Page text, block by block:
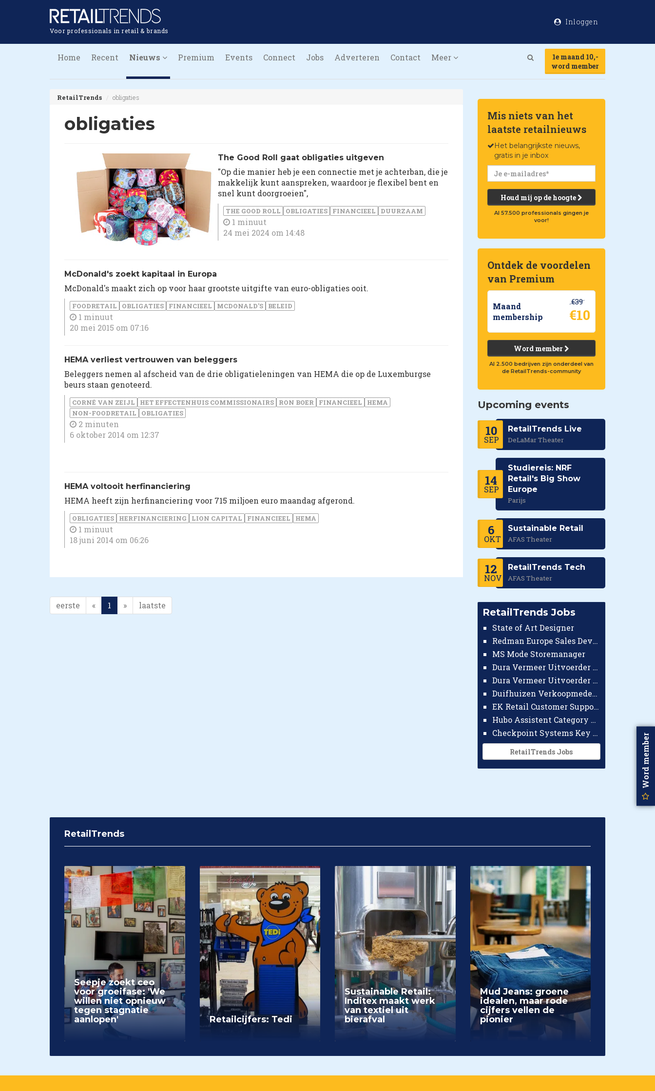
Voor professionals in retail & brands
Inloggen
Home Recent Nieuws Premium Events Connect Jobs Adverteren Contact Meer
1e maand 10,-
word member
RetailTrends obligaties
obligaties
The Good Roll gaat obligaties uitgeven
"Op die manier heb je een connectie met je achterban, die je
makkelijk kunt aanspreken, waardoor je flexibel bent en
snel kunt doorgroeien",
THE GOOD ROLL OBLIGATIES FINANCIEEL DUURZAAM
1 minuut
24 mei 2024 om 14:48
​McDonald's zoekt kapitaal in Europa
McDonald's maakt zich op voor haar grootste uitgifte van euro-obligaties ooit.
FOODRETAIL OBLIGATIES FINANCIEEL MCDONALD'S BELEID
1 minuut
20 mei 2015 om 07:16
HEMA verliest vertrouwen van beleggers
Beleggers nemen al afscheid van de drie obligatieleningen van HEMA die op de Luxemburgse
beurs staan genoteerd.
CORNÉ VAN ZEIJL HET EFFECTENHUIS COMMISSIONAIRS RON BOER FINANCIEEL
HEMA
NON-FOODRETAIL
OBLIGATIES
2 minuten
6 oktober 2014 om 12:37
HEMA voltooit herfinanciering
HEMA heeft zijn herfinanciering voor 715 miljoen euro maandag afgerond.
OBLIGATIES HERFINANCIERING LION CAPITAL FINANCIEEL HEMA
1 minuut
18 juni 2014 om 06:26
eerste « 1 » laatste
Mis niets van het
laatste retailnieuws
Het belangrijkste nieuws,
gratis in je inbox
Houd mij op de hoogte
Al 57.500 professionals gingen je
voor!
Ontdek de voordelen
van Premium
Maand
membership
€39
€10
Word member
Al 2.500 bedrijven zijn onderdeel van
de RetailTrends-community
Upcoming events
10
SEP
RetailTrends Live
DeLaMar Theater
14
SEP
Studiereis: NRF
Retail's Big Show
Europe
Parijs
6
OKT
Sustainable Retail
AFAS Theater
12
NOV
RetailTrends Tech
AFAS Theater
RetailTrends Jobs
State of Art Designer
Redman Europe Sales Developer (Europe)
MS Mode Storemanager
Dura Vermeer Uitvoerder GWW Amsterdam
Dura Vermeer Uitvoerder Civiel Nijmegen
Duifhuizen Verkoopmedewerker Ridderkerk
EK Retail Customer Support Omnichannel
Hubo Assistent Category Manager
Checkpoint Systems Key Accountmanager Benelux
RetailTrends Jobs
RetailTrends
Seepje zoekt ceo
voor groeifase: 'We
willen niet opnieuw
tegen stagnatie
aanlopen'
Retailcijfers: Tedi
Sustainable Retail:
Inditex maakt werk
van textiel uit
bierafval
Mud Jeans: groene
idealen, maar rode
cijfers vellen de
pionier
Word member